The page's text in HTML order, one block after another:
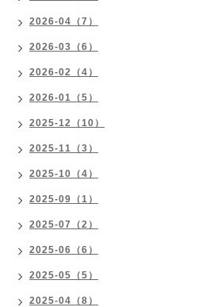
2026-04（7）
2026-03（6）
2026-02（4）
2026-01（5）
2025-12（10）
2025-11（3）
2025-10（4）
2025-09（1）
2025-07（2）
2025-06（6）
2025-05（5）
2025-04（8）